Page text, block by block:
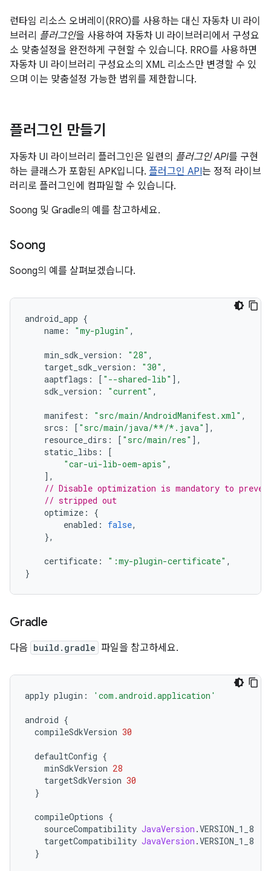
런타임 리소스 오버레이(RRO)를 사용하는 대신 자동차 UI 라이
브러리 플러그인을 사용하여 자동차 UI 라이브러리에서 구성요
소 맞춤설정을 완전하게 구현할 수 있습니다. RRO를 사용하면
자동차 UI 라이브러리 구성요소의 XML 리소스만 변경할 수 있
으며 이는 맞춤설정 가능한 범위를 제한합니다.
플러그인 만들기
자동차 UI 라이브러리 플러그인은 일련의 플러그인 API를 구현
하는 클래스가 포함된 APK입니다. 플러그인 API는 정적 라이브
러리로 플러그인에 컴파일할 수 있습니다.
Soong 및 Gradle의 예를 참고하세요.
Soong
Soong의 예를 살펴보겠습니다.
android_app {
name : "my-plugin" ,
min_sdk_version : "28" ,
target_sdk_version : "30" ,
aaptflags : [ "--shared-lib" ],
sdk_version : "current" ,
manifest : "src/main/AndroidManifest.xml" ,
srcs : [ "src/main/java/**/*.java" ],
resource_dirs : [ "src/main/res" ],
static_libs :
[
"car-ui-lib-oem-apis" ,
],
// Disable optimization is mandatory to
// stripped out
optimize :
{
enabled : false,
},
certificate : ":my-plugin-certificate" ,
}
Gradle
다음 build.gradle 파일을 참고하세요.
apply plugin : 'com.android.application'
android {
compileSdkVersion 30
defaultConfig {
minSdkVersion 28
targetSdkVersion 30
}
compileOptions {
sourceCompatibility JavaVersion .VERSION_1_8
targetCompatibility JavaVersion .VERSION_1_8
}